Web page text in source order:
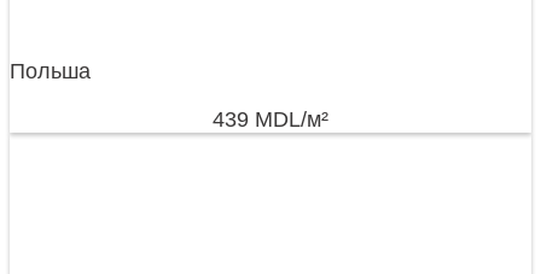
Польша
439 MDL/м²